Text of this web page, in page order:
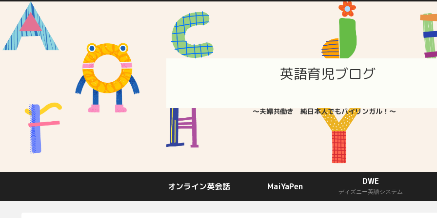
英語育児ブログ
～夫婦共働き 純日本人でもバイリンガル！～
オンライン英会話 MaiYaPen DWE
ディズニー英語システム